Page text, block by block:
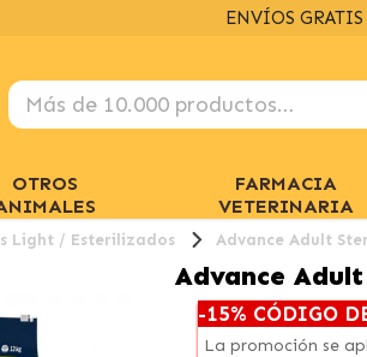
ENVÍOS GRATIS
OTROS
FARMACIA
VETERINARIA
Light / Esterilizados Advance Adult
Advance
-15% CÓDIGO
La promoción se